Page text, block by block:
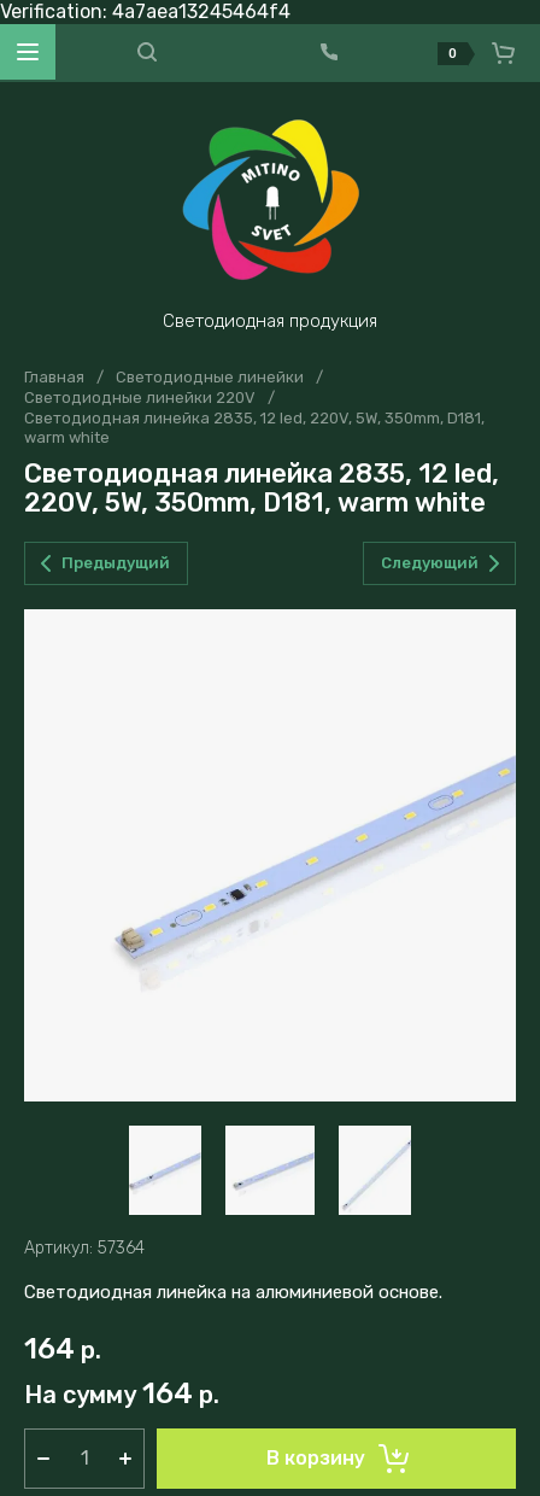
Verification: 4a7aea13245464f4
Светодиодная продукция
0
Главная / Светодиодные линейки
/
Светодиодные линейки 220V
/
Светодиодная линейка 2835, 12 led, 220V, 5W, 350mm, D181,
warm white
Светодиодная линейка 2835, 12 led,
220V, 5W, 350mm, D181, warm white
Предыдущий Следующий
Артикул: 57364
Светодиодная линейка на алюминиевой основе.
164 р.
На сумму 164 р.
В корзину